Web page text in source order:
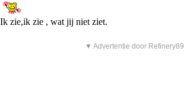
Ik zie,ik zie , wat jij niet ziet.
▼ Advertentie door Refinery89